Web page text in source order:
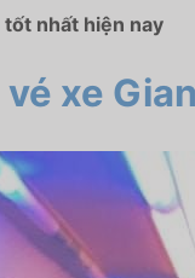
tốt nhất hiện nay
xe